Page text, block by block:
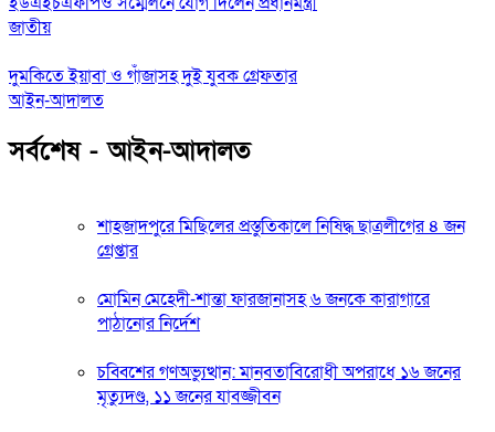
জাতীয়
দুমকিতে ইয়াবা ও গাঁজাসহ দুই যুবক গ্রেফতার
আইন-আদালত
সর্বশেষ - আইন-আদালত
শাহজাদপুরে মিছিলের প্রস্তুতিকালে নিষিদ্ধ ছাত্রলীগের ৪ জন
গ্রেপ্তার
মোমিন মেহেদী-শান্তা ফারজানাসহ ৬ জনকে কারাগারে
পাঠানোর নির্দেশ
চব্বিশের গণঅভ্যুত্থান: মানবতাবিরোধী অপরাধে ১৬ জনের
মৃত্যুদণ্ড, ১১ জনের যাবজ্জীবন